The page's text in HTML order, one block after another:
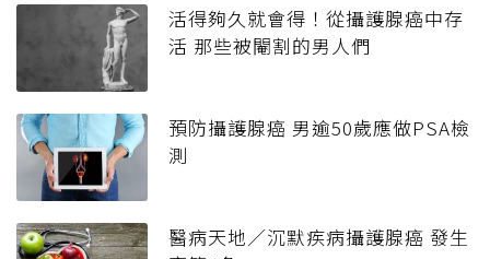
活得夠久就會得！從攝護腺癌中存
活 那些被閹割的男人們
預防攝護腺癌 男逾50歲應做PSA檢
測
醫病天地／沉默疾病攝護腺癌 發生